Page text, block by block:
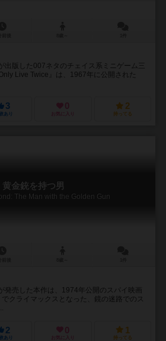
出版した007ネタのチェイス系ミニゲーム三
Live Twice』は、1967年に公開された
3
あり
0
お気に入り
2
持ってる
黄金銃を持つ男
The Man with the Golden Gun
発売した本作は、1974年公開のスパイ映画
でクライマックスとなった、鏡の迷路でのス
2
あり
0
お気に入り
1
持ってる